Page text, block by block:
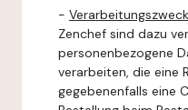
-
Zenchef sind dazu
personenbezogene
verarbeiten, die eine
gegebenenfalls eine